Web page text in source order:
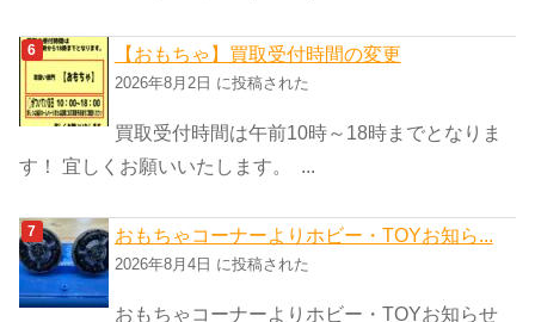
【おもちゃ】買取受付時間の変更
2026年8月2日 に投稿された
買取受付時間は午前10時～18時までとなりま
す！ 宜しくお願いいたします。 ...
おもちゃコーナーよりホビー・TOYお知ら...
2026年8月4日 に投稿された
おもちゃコーナーよりホビー・TOYお知らせ